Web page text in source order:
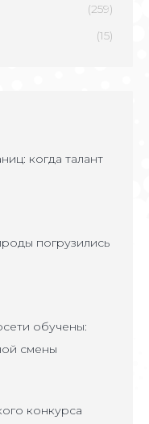
(259)
(15)
когда талант
погрузились
обучены:
смены
конкурса